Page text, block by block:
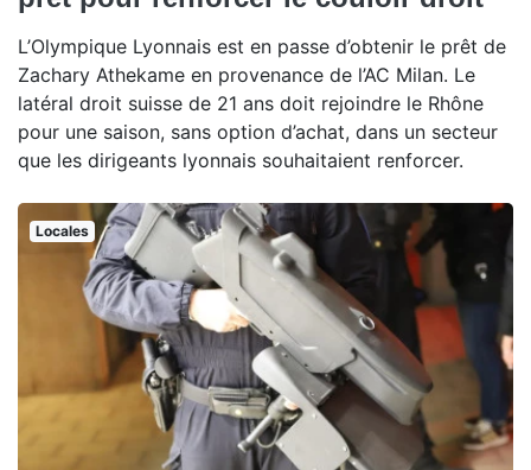
L’Olympique Lyonnais est en passe d’obtenir le prêt de
Zachary Athekame en provenance de l’AC Milan. Le
latéral droit suisse de 21 ans doit rejoindre le Rhône
pour une saison, sans option d’achat, dans un secteur
que les dirigeants lyonnais souhaitaient renforcer.
Locales